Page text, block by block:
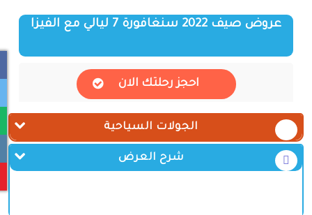
عروض صيف 2022 سنغافورة 7 ليالي مع الفيزا
احجز رحلتك الان
الجولات السياحية
شرح العرض